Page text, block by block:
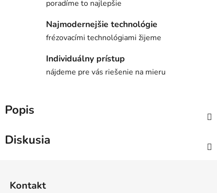
poradíme to najlepšie
Najmodernejšie technológie
frézovacími technológiami žijeme
Individuálny prístup
nájdeme pre vás riešenie na mieru
Popis
Diskusia
Kontakt